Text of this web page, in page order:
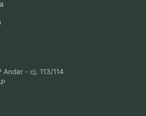
Andar - cj. 113/114